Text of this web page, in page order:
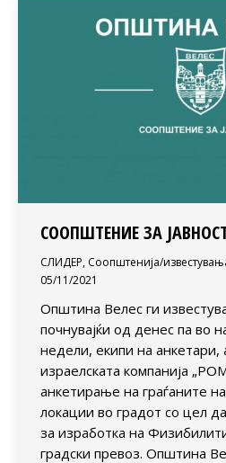
СООПШТЕНИЕ ЗА
СЛИДЕР, Соопштенија/
05/11/2021
Општина Велес ги
почнувајќи од денес па во
недели, екипи на анкетари,
израелската компанија
анкетирање на граѓаните
локации во градот со цел
за изработка на
градски превоз. Општина